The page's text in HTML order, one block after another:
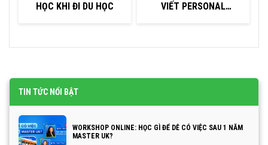
HỌC KHI ĐI DU HỌC
VIẾT PERSONAL
TIN TỨC NỔI BẬT
WORKSHOP ONLINE: HỌC GÌ ĐỂ DỄ CÓ VIỆC SAU 1 NĂM
MASTER UK?